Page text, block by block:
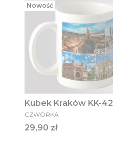
Nowość
Kubek Kraków KK-42
PRODUCENT
CZWÓRKA
Cena
29,90 zł